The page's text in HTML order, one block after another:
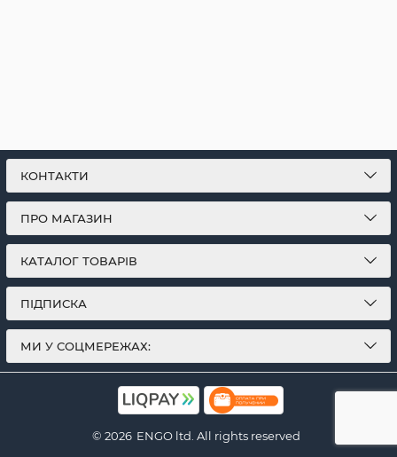
КОНТАКТИ
ПРО МАГАЗИН
КАТАЛОГ ТОВАРІВ
ПІДПИСКА
МИ У СОЦМЕРЕЖАХ:
© 2026 ENGO ltd. All rights reserved